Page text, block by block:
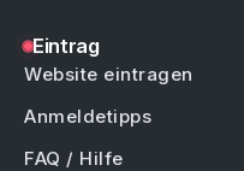
Eintrag
Website eintragen
Anmeldetipps
FAQ / Hilfe